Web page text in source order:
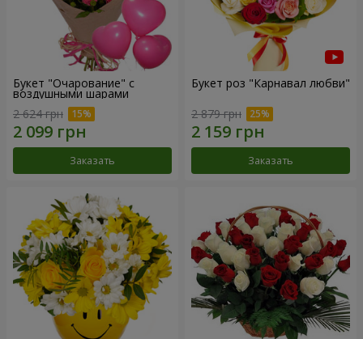
Букет "Очарование" с
воздушными шарами
2 624 грн
Заказать
Букет роз "Карнавал любви"
2 879 грн
Заказать